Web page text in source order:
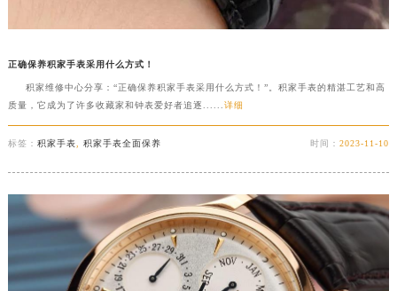
正确保养积家手表采用什么方式！
积家维修中心分享：“正确保养积家手表采用什么方式！”。积家手表的精湛工艺和高
质量，它成为了许多收藏家和钟表爱好者追逐...... 详细
标签： 积家手表 积家手表全面保养 时间：2023-11-10